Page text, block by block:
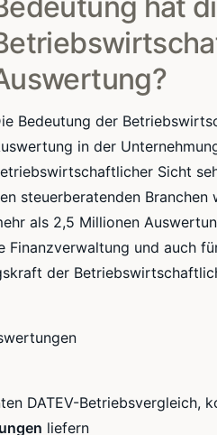
Bedeutung der
in der
Sicht
steuerberatenden Branchen
als 2,5 Millionen
Finanzverwaltung und auch
der
DATEV-Betriebsvergleich,
liefern